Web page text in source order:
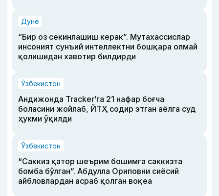
Дунё
“Бир оз секинлашиш керак”. Мутахассислар
инсоният сунъий интеллектни бошқара олмай
қолишидан хавотир билдирди
Ўзбекистон
Андижонда Tracker’га 21 нафар боғча
боласини жойлаб, ЙТҲ содир этган аёлга суд
ҳукми ўқилди
Ўзбекистон
“Саккиз қатор шеърим бошимга саккизта
бомба бўлган”. Абдулла Ориповни сиёсий
айбловлардан асраб қолган воқеа